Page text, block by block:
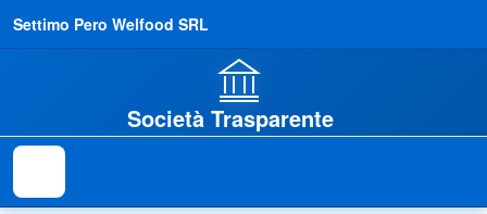
Settimo Pero Welfood SRL
Società Trasparente